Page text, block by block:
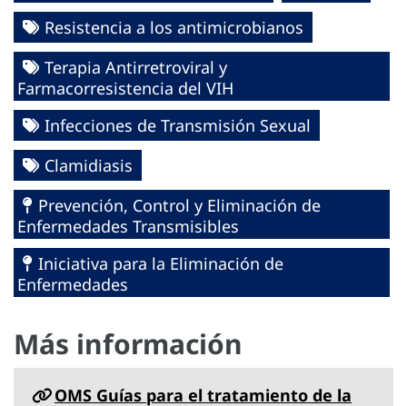
Resistencia a los antimicrobianos
Terapia Antirretroviral y
Farmacorresistencia del VIH
Infecciones de Transmisión Sexual
Clamidiasis
Prevención, Control y Eliminación de
Enfermedades Transmisibles
Iniciativa para la Eliminación de
Enfermedades
Más información
OMS Guías para el tratamiento de la